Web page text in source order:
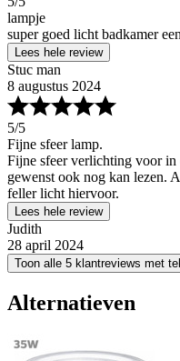
lampje
super goed licht badkamer
Lees hele review
Stuc man
8 augustus 2024
5/5
Fijne sfeer lamp.
Fijne sfeer verlichting voor
gewenst ook nog kan lezen.
feller licht hiervoor.
Lees hele review
Judith
28 april 2024
Toon alle 5 klantreviews met
Alternatieven